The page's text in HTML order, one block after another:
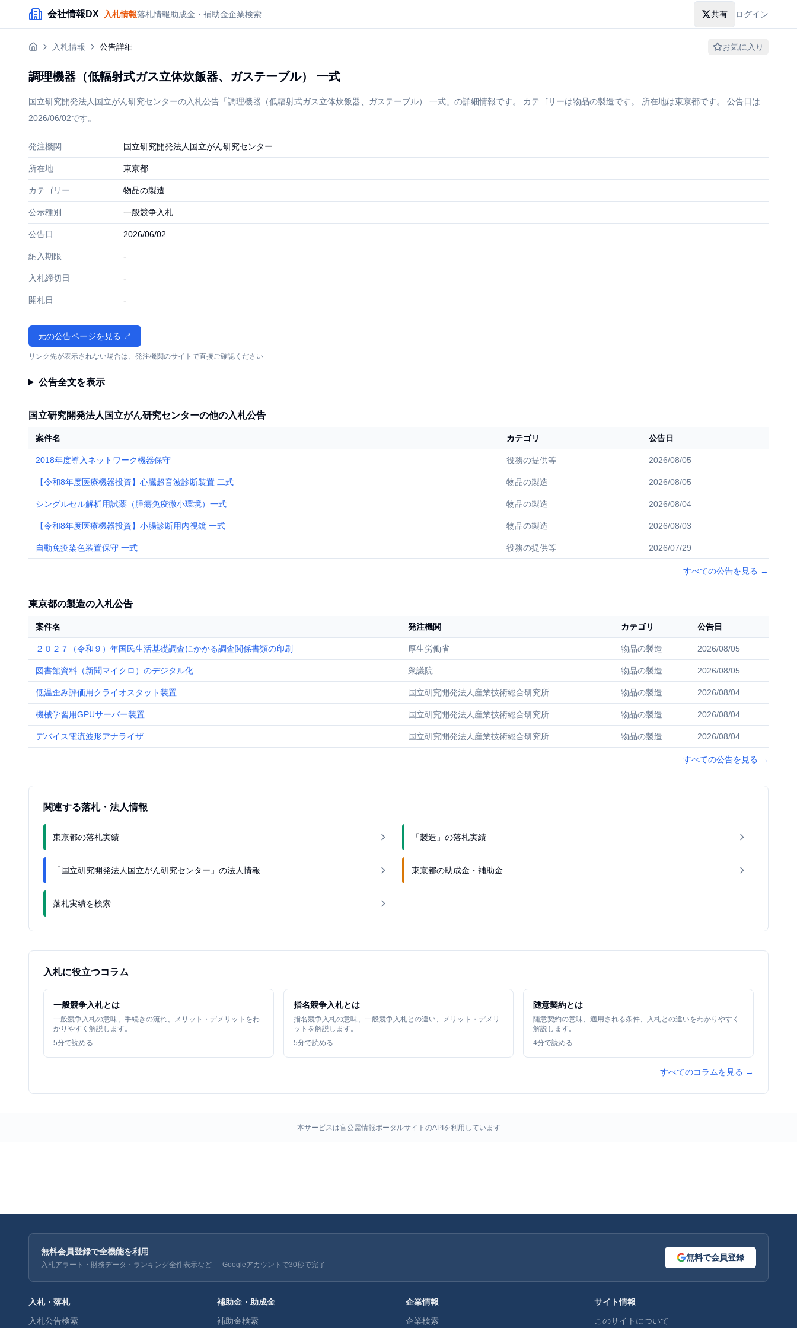
メインコンテンツにスキップ
会社情報DX 入札情報落札情報助成金・補助金企業検索 共有 ログイン
入札情報 公告詳細 お気に入り
調理機器（低輻射式ガス立体炊飯器、ガステーブル） 一式
国立研究開発法人国立がん研究センターの入札公告「調理機器（低輻射式ガス立体炊飯器、ガステーブル） 一式」の詳細情報です。 カテゴリーは物品の製造です。 所在地は東京都です。 公告日は
2026/06/02です。
発注機関 国立研究開発法人国立がん研究センター
所在地 東京都
カテゴリー 物品の製造
公示種別 一般競争入札
公告日 2026/06/02
納入期限 -
入札締切日 -
開札日 -
元の公告ページを見る ↗
リンク先が表示されない場合は、発注機関のサイトで直接ご確認ください
公告全文を表示
国立研究開発法人国立がん研究センターの他の入札公告
案件名 カテゴリ 公告日
2018年度導入ネットワーク機器保守 役務の提供等 2026/08/05
【令和8年度医療機器投資】心臓超音波診断装置 二式 物品の製造 2026/08/05
シングルセル解析用試薬（腫瘍免疫微小環境）一式 物品の製造 2026/08/04
【令和8年度医療機器投資】小腸診断用内視鏡 一式 物品の製造 2026/08/03
自動免疫染色装置保守 一式 役務の提供等 2026/07/29
すべての公告を見る →
東京都の製造の入札公告
案件名 発注機関 カテゴリ 公告日
２０２７（令和９）年国民生活基礎調査にかかる調査関係書類の印刷 厚生労働省 物品の製造 2026/08/05
図書館資料（新聞マイクロ）のデジタル化 衆議院 物品の製造 2026/08/05
低温歪み評価用クライオスタット装置 国立研究開発法人産業技術総合研究所 物品の製造 2026/08/04
機械学習用GPUサーバー装置 国立研究開発法人産業技術総合研究所 物品の製造 2026/08/04
デバイス電流波形アナライザ 国立研究開発法人産業技術総合研究所 物品の製造 2026/08/04
すべての公告を見る →
関連する落札・法人情報
東京都の落札実績 「製造」の落札実績
「国立研究開発法人国立がん研究センター」の法人情報 東京都の助成金・補助金
落札実績を検索
入札に役立つコラム
一般競争入札とは
一般競争入札の意味、手続きの流れ、メリット・デメリットをわ
かりやすく解説します。
5分で読める
指名競争入札とは
指名競争入札の意味、一般競争入札との違い、メリット・デメリ
ットを解説します。
5分で読める
随意契約とは
随意契約の意味、適用される条件、入札との違いをわかりやすく
解説します。
4分で読める
すべてのコラムを見る →
本サービスは官公需情報ポータルサイト のAPIを利用しています
無料会員登録で全機能を利用
入札アラート・財務データ・ランキング全件表示など — Googleアカウントで30秒で完了
無料で会員登録
入札・落札
入札公告検索
補助金・助成金
補助金検索
企業情報
企業検索
サイト情報
このサイトについて